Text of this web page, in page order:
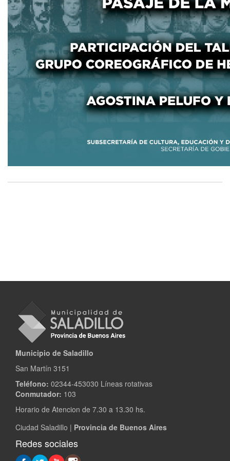
Municipio de Saladillo
San Martín 3151
Teléfono: 02344-453030 Líneas rotativas
Conmutador: 103
Horario de Atencion de 7.30 a 13.30 hs.
Ciudad Saladillo | Provincia de Buenos Aires
Redes sociales